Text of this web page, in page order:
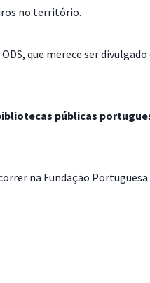
no território.
que merece ser
públicas
na Fundação